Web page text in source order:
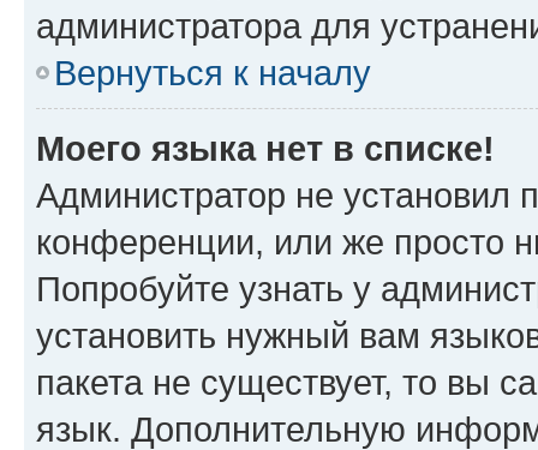
администратора для
Вернуться к началу
Моего языка нет в списке!
Администратор не установил
конференции, или же просто
Попробуйте узнать у
установить нужный вам
пакета не существует, то вы
язык. Дополнительную